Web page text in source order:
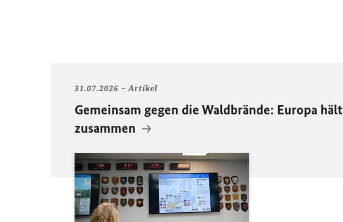
31.07.2026 Artikel
Gemeinsam gegen die Waldbrände: Europa hält
zusammen